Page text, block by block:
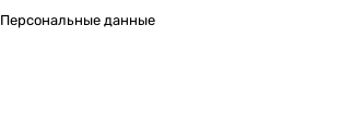
Персональные данные